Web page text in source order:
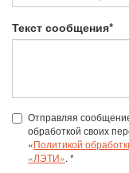
Текст сообщения*
Отправляя
обработкой своих
«Политикой
«ЛЭТИ». *